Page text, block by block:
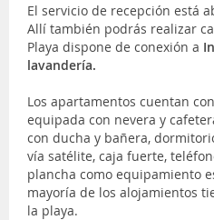
El servicio de recepción está
Allí también podrás realizar
Playa dispone de conexión a
lavandería.
Los apartamentos cuentan
equipada con nevera y
con ducha y bañera,
vía satélite, caja fuerte,
plancha como equipamiento
mayoría de los alojamientos
la playa.